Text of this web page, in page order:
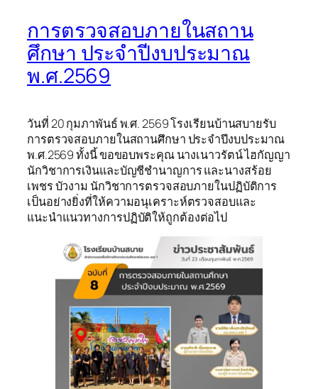
การตรวจสอบภายในสถาน
ศึกษา ประจำปีงบประมาณ
พ.ศ.2569
วันที่ 20 กุมภาพันธ์ พ.ศ. 2569 โรงเรียนบ้านสบายรับ
การตรวจสอบภายในสถานศึกษา ประจำปีงบประมาณ
พ.ศ.2569 ทั้งนี้ ขอขอบพระคุณ นางเนาวรัตน์ ไฮกัญญา
นักวิชาการเงินและบัญชีชำนาญการ และนางสร้อย
เพชร บัวงาม นักวิชาการตรวจสอบภายในปฏิบัติการ
เป็นอย่างยิ่งที่ให้ความอนุเคราะห์ตรวจสอบและ
แนะนำแนวทางการปฏิบัติให้ถูกต้องต่อไป